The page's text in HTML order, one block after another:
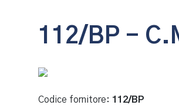
112/BP -
Codice fornitore: 112/BP